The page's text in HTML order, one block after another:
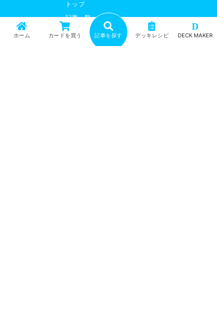
ホーム カードを買う 記事を探す デッキレシピ
D
DECK MAKER
トップ
記事一覧
記事ランキング